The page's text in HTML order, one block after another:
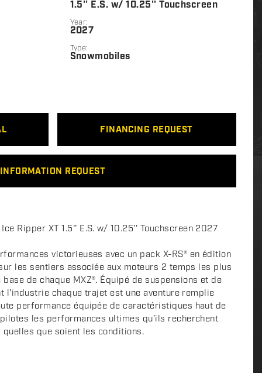
1.5'' E.S. w/ 10.25'' Touchscreen
Year:
2027
Type:
Snowmobiles
FINANCING REQUEST
INFORMATION REQUEST
Ice Ripper XT 1.5'' E.S. w/ 10.25'' Touchscreen 2027
victorieuses avec un pack X-RS® en édition
les sentiers associée aux moteurs 2 temps les plus
de chaque MXZ®. Équipé de suspensions et de
chaque trajet est une aventure remplie
performance équipée de caractéristiques haut de
les performances ultimes qu’ils recherchent
que soient les conditions.